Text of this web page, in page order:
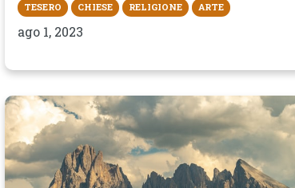
TESERO CHIESE RELIGIONE ARTE
ago 1, 2023